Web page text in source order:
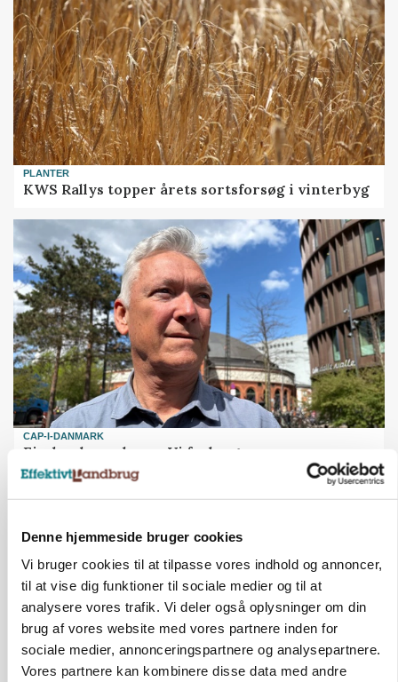
Denne hjemmeside bruger cookies
Vi bruger cookies til at tilpasse vores indhold og annoncer,
til at vise dig funktioner til sociale medier og til at
analysere vores trafik. Vi deler også oplysninger om din
brug af vores website med vores partnere inden for
sociale medier, annonceringspartnere og analysepartnere.
Vores partnere kan kombinere disse data med andre
PLANTER
KWS Rallys topper årets sortsforsøg i vinterbyg
CAP-I-DANMARK
Fjerkræbranchen: - Vi forlanger ens
konkurrence- og produktionsvilkår
Loading...